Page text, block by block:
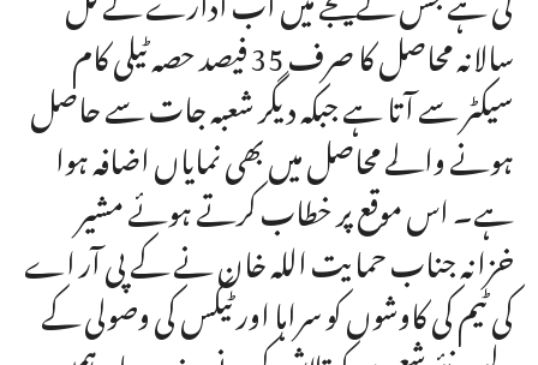
سالانہ محاصل کا صرف 35 فیصد حصہ ٹیلی کام
سیکٹر سے آتا ہے جبکہ دیگر شعبہ جات سے حاصل
ہونے والے محاصل میں بھی نمایاں اضافہ ہوا
ہے۔ اس موقع پر خطاب کرتے ہوئے مشیر
خزانہ جناب حمایت اللہ خان نے کے پی آر اے
کی ٹیم کی کاوشوں کو سراہا اور ٹیکس کی وصولی کے